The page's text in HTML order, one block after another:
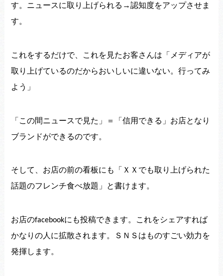
す。 ニュースに取り上げられる→認知度をアップさせま
す。
これをするだけで、これを見たお客さんは「 メディアが
取り上げているのだからおいしいに違いない。行ってみ
よう」
「この間ニュースで見た」＝「信用できる」 お店となり
ブランドができるのです。
そして、お店の前の看板にも「 ＸＸでも取り上げられた
話題のフレンチ食べ放題」と書けます。
お店のfacebookにも投稿できます。 これをシェアすれば
かなりの人に拡散されます。
ＳＮＳはものすごい効力を
発揮します。